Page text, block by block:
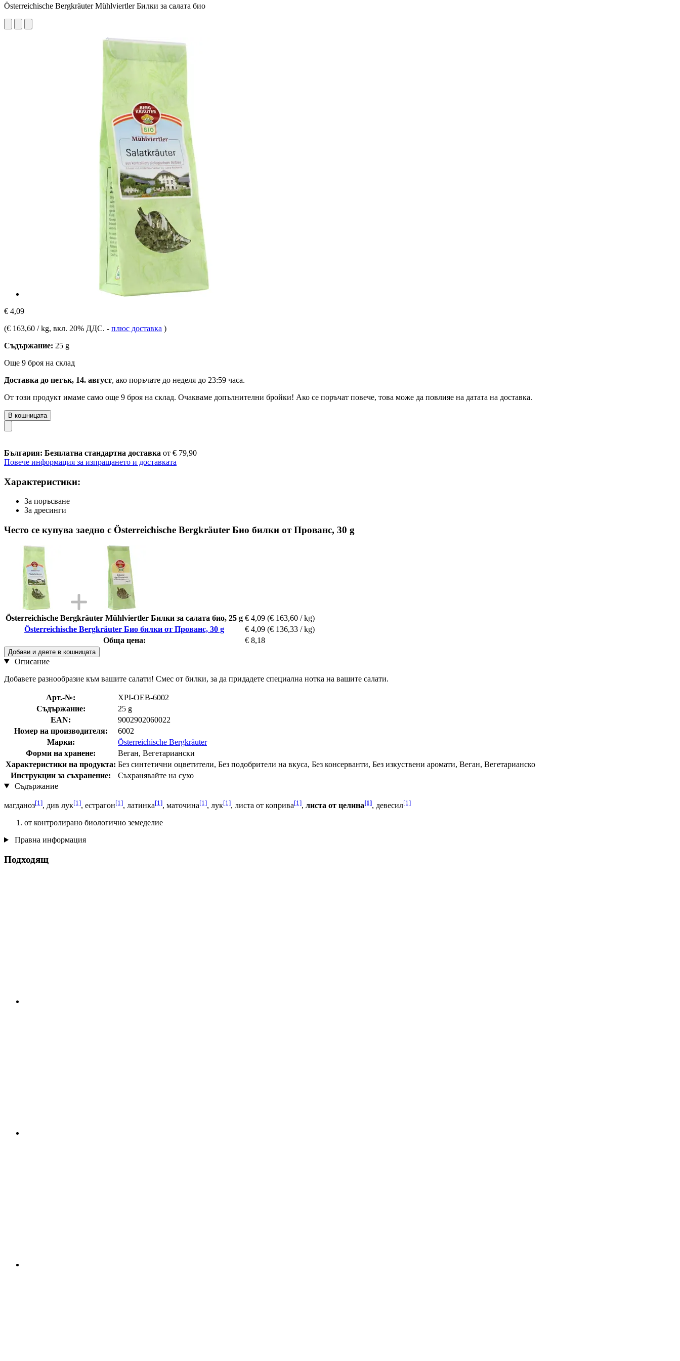
Österreichische Bergkräuter Mühlviertler Билки за салата био
€ 4,09
(€ 163,60 / kg, вкл. 20% ДДС. - плюс доставка )
Съдържание: 25 g
Още 9 броя на склад
Доставка до петък, 14. август, ако поръчате до неделя до 23:59 часа.
От този продукт имаме само още 9 броя на склад. Очакваме допълнителни бройки! Ако се поръчат повече, това може да повлияе на датата на доставка.
В кошницата
България: Безплатна стандартна доставка от € 79,90
Повече информация за изпращането и доставката
Характеристики:
За поръсване
За дресинги
Често се купува заедно с Österreichische Bergkräuter Био билки от Прованс, 30 g
Österreichische Bergkräuter Mühlviertler Билки за салата био, 25 g € 4,09 (€ 163,60 / kg)
Österreichische Bergkräuter Био билки от Прованс, 30 g
€ 4,09 (€ 136,33 / kg)
Обща цена:
€ 8,18
Добави и двете в кошницата
Описание
Добавете разнообразие към вашите салати! Смес от билки, за да придадете специална нотка на вашите салати.
Арт.-№:
XPI-OEB-6002
Съдържание:
25 g
EAN:
9002902060022
Номер на производителя:
6002
Марки:
Österreichische Bergkräuter
Форми на хранене:
Веган, Вегетариански
Характеристики на продукта: Без синтетични оцветители, Без подобрители на вкуса, Без консерванти, Без изкуствени аромати, Веган, Вегетарианско
Инструкции за съхранение:
Съхранявайте на сухо
Съдържание
магданоз[1], див лук[1], естрагон[1], латинка[1], маточина[1], лук[1], листа от коприва[1], листа от целина[1], девесил[1]
от контролирано биологично земеделие
Правна информация
Подходящ